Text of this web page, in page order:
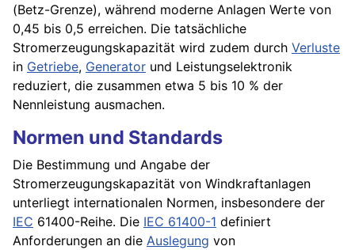
(Betz-Grenze), während moderne Anlagen Werte von
0,45 bis 0,5 erreichen. Die tatsächliche
Stromerzeugungskapazität wird zudem durch Verluste
in Getriebe, Generator und Leistungselektronik
reduziert, die zusammen etwa 5 bis 10 % der
Nennleistung ausmachen.
Normen und Standards
Die Bestimmung und Angabe der
Stromerzeugungskapazität von Windkraftanlagen
unterliegt internationalen Normen, insbesondere der
IEC 61400-Reihe. Die IEC 61400-1 definiert
Anforderungen an die Auslegung von